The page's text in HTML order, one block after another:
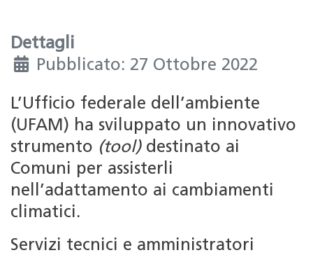
Dettagli
Pubblicato: 27 Ottobre 2022
L’Ufficio federale dell’ambiente
(UFAM) ha sviluppato un innovativo
strumento (tool) destinato ai
Comuni per assisterli
nell’adattamento ai cambiamenti
climatici.
Servizi tecnici e amministratori